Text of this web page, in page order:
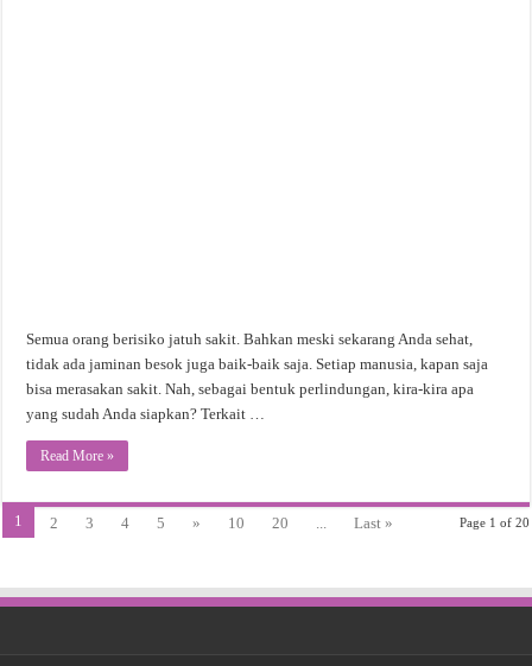
Semua orang berisiko jatuh sakit. Bahkan meski sekarang Anda sehat,
tidak ada jaminan besok juga baik-baik saja. Setiap manusia, kapan saja
bisa merasakan sakit. Nah, sebagai bentuk perlindungan, kira-kira apa
yang sudah Anda siapkan? Terkait …
Read More »
Page 1 of 20
1 2 3 4 5 » 10 20 ... Last »